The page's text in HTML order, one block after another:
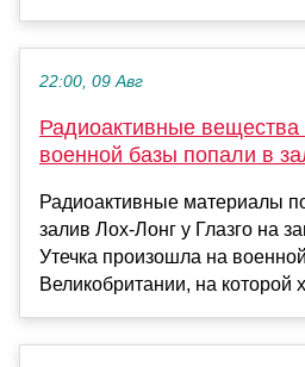
22:00, 09 Авг
Радиоактивные вещества
военной базы попали в
Радиоактивные материалы
залив Лох-Лонг у Глазго на
Утечка произошла на
Великобритании, на которой